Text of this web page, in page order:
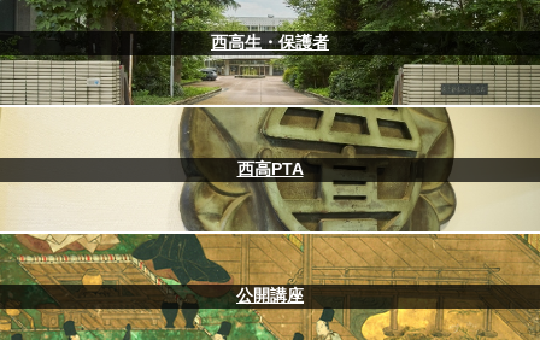
西高生・保護者
西高PTA
公開講座